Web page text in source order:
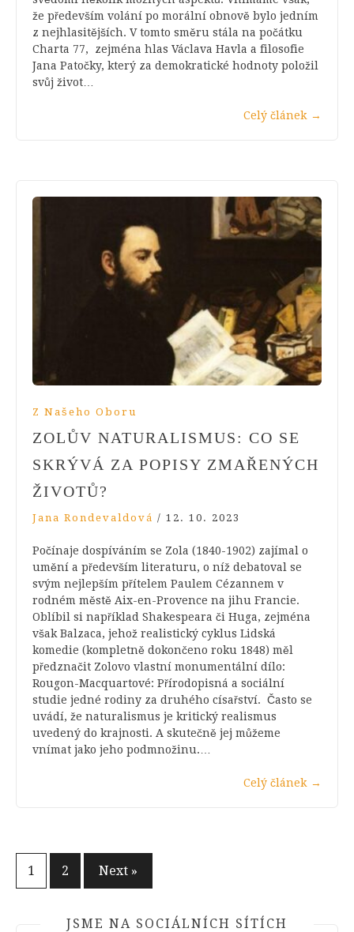
že především volání po morální obnově bylo jedním
z nejhlasitějších. V tomto směru stála na počátku
Charta 77, zejména hlas Václava Havla a filosofie
Jana Patočky, který za demokratické hodnoty položil
svůj život…
Celý článek →
Z Našeho Oboru
ZOLŮV NATURALISMUS: CO SE
SKRÝVÁ ZA POPISY ZMAŘENÝCH
ŽIVOTŮ?
Jana Rondevaldová / 12. 10. 2023
Počínaje dospíváním se Zola (1840-1902) zajímal o
umění a především literaturu, o níž debatoval se
svým nejlepším přítelem Paulem Cézannem v
rodném městě Aix-en-Provence na jihu Francie.
Oblíbil si například Shakespeara či Huga, zejména
však Balzaca, jehož realistický cyklus Lidská
komedie (kompletně dokončeno roku 1848) měl
předznačit Zolovo vlastní monumentální dílo:
Rougon-Macquartové: Přírodopisná a sociální
studie jedné rodiny za druhého císařství. Často se
uvádí, že naturalismus je kritický realismus
uvedený do krajnosti. A skutečně jej můžeme
vnímat jako jeho podmnožinu.…
Celý článek →
Stránkování
1 2 Next »
JSME NA SOCIÁLNÍCH SÍTÍCH